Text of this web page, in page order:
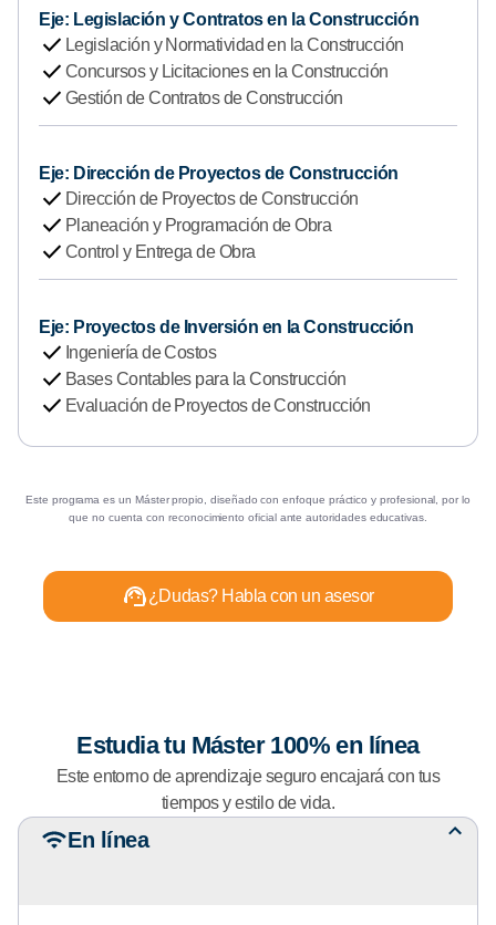
a
l
t
a
r
d
t
a
l
l
Eje: Legislación y Contratos en la Construcción
check Legislación y Normatividad en la Construcción
check Concursos y Licitaciones en la Construcción
check Gestión de Contratos de Construcción
Eje: Dirección de Proyectos de Construcción
check Dirección de Proyectos de Construcción
check Planeación y Programación de Obra
check Control y Entrega de Obra
Eje: Proyectos de Inversión en la Construcción
check Ingeniería de Costos
check Bases Contables para la Construcción
check Evaluación de Proyectos de Construcción
Este programa es un Máster propio, diseñado con enfoque práctico y profesional, por lo
que no cuenta con reconocimiento oficial ante autoridades educativas.
¿Dudas? Habla con un asesor
Estudia tu Máster 100% en línea
Este entorno de aprendizaje seguro encajará con tus
tiempos y estilo de vida.
En línea